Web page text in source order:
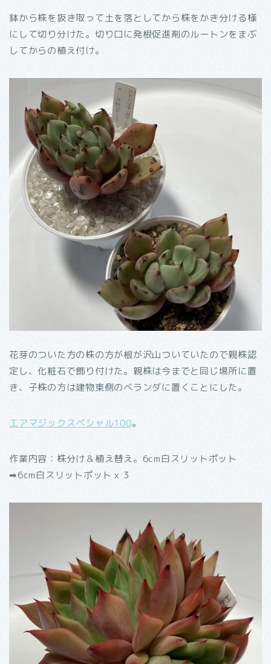
鉢から株を抜き取って土を落としてから株をかき分ける様
にして切り分けた。切り口に発根促進剤のルートンをまぶ
してからの植え付け。
花芽のついた方の株の方が根が沢山ついていたので親株認
定し、化粧石で飾り付けた。親株は今までと同じ場所に置
き、子株の方は建物東側のベランダに置くことにした。
エアマジックスペシャル100。
作業内容：株分け＆植え替え。6cm白スリットポット
➡︎6cm白スリットポットｘ３